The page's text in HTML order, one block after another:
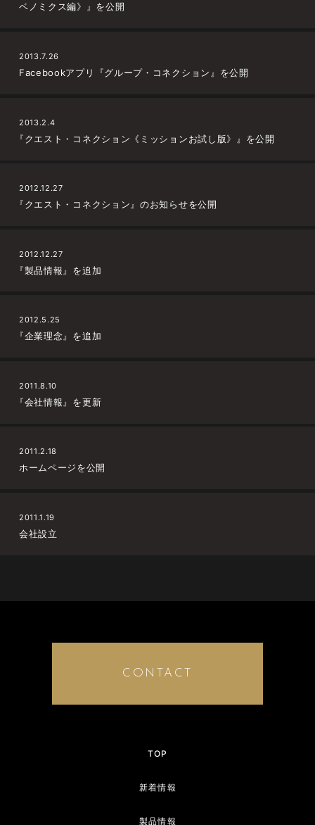
ベノミクス編》』を公開
2013.7.26
Facebookアプリ『グループ・コネクション』を公開
2013.2.4
『クエスト・コネクション《ミッションお試し版》』を公開
2012.12.27
『クエスト・コネクション』のお知らせを公開
2012.12.27
『製品情報』を追加
2012.5.25
『企業理念』を追加
2011.8.10
『会社情報』を更新
2011.2.18
ホームページを公開
2011.1.19
会社設立
CONTACT
TOP
新着情報
製品情報